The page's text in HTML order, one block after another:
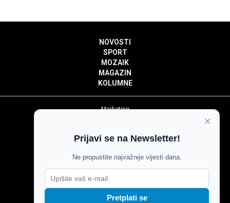
NOVOSTI
SPORT
MOZAIK
MAGAZIN
KOLUMNE
Marketing
Impressum
Pravila komentiranja
Agroglas
×
Prijavi se na Newsletter!
Ne propustite najvažnije vijesti dana.
Pretplati se